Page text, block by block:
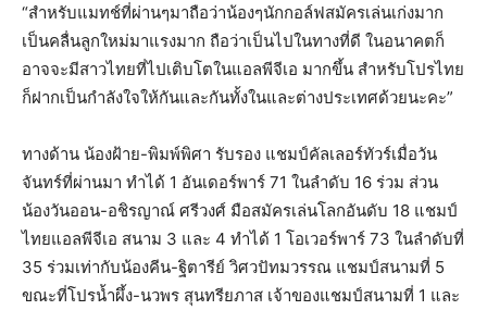
“สำหรับแมทช์ที่ผ่านๆมาถือว่าน้องๆนักกอล์ฟสมัครเล่นเก่งมาก
เป็นคลื่นลูกใหม่มาแรงมาก ถือว่าเป็นไปในทางที่ดี ในอนาคตก็
อาจจะมีสาวไทยที่ไปเติบโตในแอลพีจีเอ มากขึ้น สำหรับโปรไทย
ก็ฝากเป็นกำลังใจให้กันและกันทั้งในและต่างประเทศด้วยนะคะ”
ทางด้าน น้องฝ้าย-พิมพ์พิศา รับรอง แชมป์คัลเลอร์ทัวร์เมื่อวัน
จันทร์ที่ผ่านมา ทำได้ 1 อันเดอร์พาร์ 71 ในลำดับ 16 ร่วม ส่วน
น้องวันออน-อชิรญาณ์ ศรีวงศ์ มือสมัครเล่นโลกอันดับ 18 แชมป์
ไทยแอลพีจีเอ สนาม 3 และ 4 ทำได้ 1 โอเวอร์พาร์ 73 ในลำดับที่
35 ร่วมเท่ากับน้องคีน-ฐิตารีย์ วิศวปัทมวรรณ แชมป์สนามที่ 5
ขณะที่โปรน้ำผึ้ง-นวพร สุนทรียภาส เจ้าของแชมป์สนามที่ 1 และ